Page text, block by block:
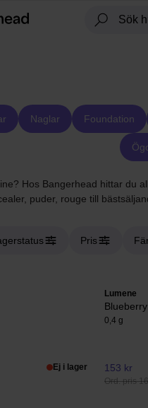
Naglar Foundation
Hos Bangerhead hittar du
puder, rouge till
Pris
Ej i lager
Lumene
0,4 g
153 kr
Ord. pris